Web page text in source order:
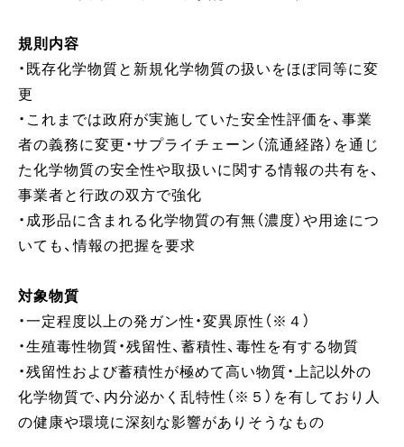
規則内容
・既存化学物質と新規化学物質の扱いをほぼ同等に変
更
・これまでは政府が実施していた安全性評価を、事業
者の義務に変更・サプライチェーン（流通経路）を通じ
た化学物質の安全性や取扱いに関する情報の共有を、
事業者と行政の双方で強化
・成形品に含まれる化学物質の有無（濃度）や用途につ
いても、情報の把握を要求
対象物質
・一定程度以上の発ガン性・変異原性（※４）
・生殖毒性物質・残留性、蓄積性、毒性を有する物質
・残留性および蓄積性が極めて高い物質・上記以外の
化学物質で、内分泌かく乱特性（※５）を有しており人
の健康や環境に深刻な影響がありそうなもの